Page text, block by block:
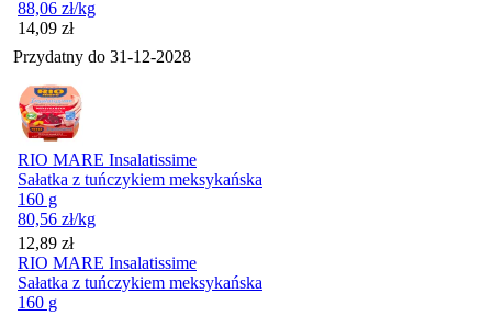
88,06 zł/kg
Cena
14,09 zł
Przydatny do 31-12-2028
RIO MARE Insalatissime
Sałatka z tuńczykiem meksykańska
160 g
80,56 zł/kg
Cena
12,89 zł
RIO MARE Insalatissime
Sałatka z tuńczykiem meksykańska
160 g